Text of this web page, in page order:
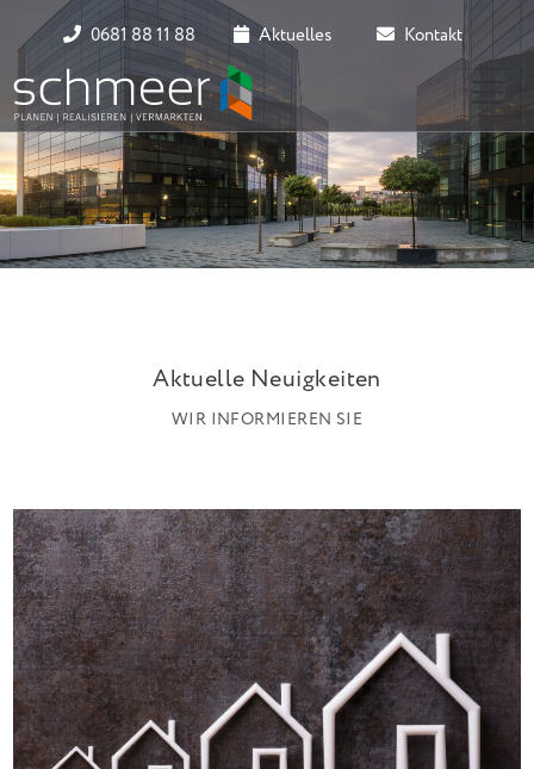
0681 88 11 88 Aktuelles Kontakt
Aktuelle Neuigkeiten
WIR INFORMIEREN SIE